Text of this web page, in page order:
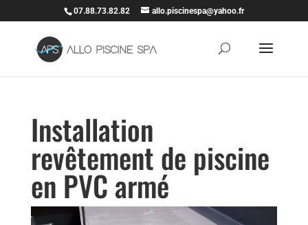
07.88.73.82.82 allo.piscinespa@yahoo.fr
Installation
revêtement de piscine
en PVC armé